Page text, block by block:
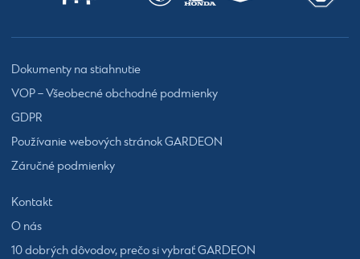
Dokumenty na stiahnutie
VOP – Všeobecné obchodné podmienky
GDPR
Používanie webových stránok GARDEON
Záručné podmienky
Kontakt
O nás
10 dobrých dôvodov, prečo si vybrať GARDEON